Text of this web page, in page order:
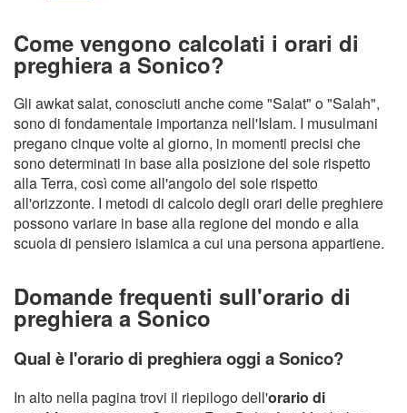
Come vengono calcolati i orari di
preghiera a Sonico?
Gli awkat salat, conosciuti anche come "Salat" o "Salah",
sono di fondamentale importanza nell'Islam. I musulmani
pregano cinque volte al giorno, in momenti precisi che
sono determinati in base alla posizione del sole rispetto
alla Terra, così come all'angolo del sole rispetto
all'orizzonte. I metodi di calcolo degli orari delle preghiere
possono variare in base alla regione del mondo e alla
scuola di pensiero islamica a cui una persona appartiene.
Domande frequenti sull'orario di
preghiera a Sonico
Qual è l'orario di preghiera oggi a Sonico?
In alto nella pagina trovi il riepilogo dell'orario di